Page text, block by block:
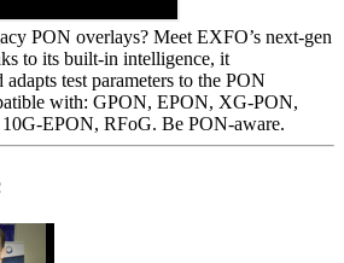
PON overlays? Meet EXFO’s next-gen
to its built-in intelligence, it
test parameters to the PON
with: GPON, EPON, XG-PON,
EPON, RFoG. Be PON-aware.